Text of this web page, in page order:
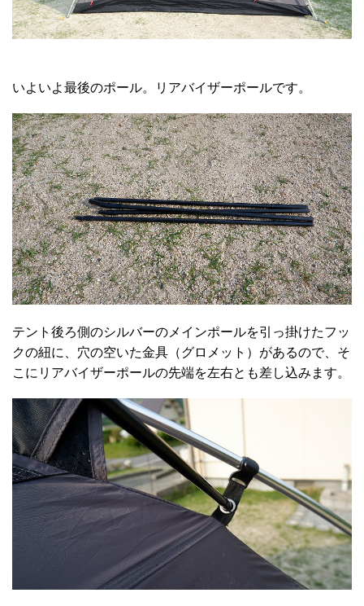
いよいよ最後のポール。リアバイザーポールです。
テント後ろ側のシルバーのメインポールを引っ掛けたフッ
クの紐に、穴の空いた金具（グロメット）があるので、そ
こにリアバイザーポールの先端を左右とも差し込みます。